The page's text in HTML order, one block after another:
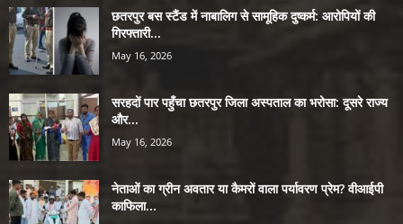
छतरपुर बस स्टैंड में नाबालिग से सामूहिक दुष्कर्म: आरोपियों की
गिरफ्तारी...
May 16, 2026
सरहदों पार पहुँचा छतरपुर जिला अस्पताल का भरोसा: दूसरे राज्य
और...
May 16, 2026
नेताओं का ग्रीन अवतार या कैमरों वाला पर्यावरण प्रेम? वीआईपी
काफिला...